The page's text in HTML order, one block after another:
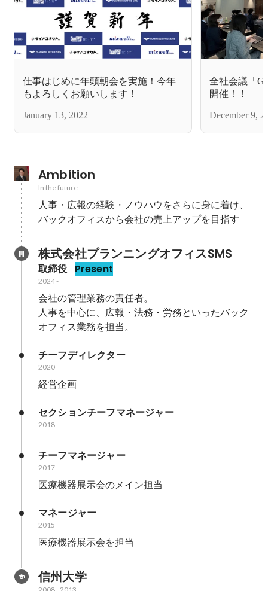
仕事はじめに年頭朝会を実施！今年
もよろしくお願いします！
January 13, 2022
全社会議「
開催！！
December 9,
Ambition
In the future
人事・広報の経験・ノウハウをさらに身に着け、
バックオフィスから会社の売上アップを目指す
株式会社プランニングオフィスSMS
取締役 Present
2024-
会社の管理業務の責任者。
人事を中心に、広報・法務・労務といったバック
オフィス業務を担当。
チーフディレクター
2020
経営企画
セクションチーフマネージャー
2018
チーフマネージャー
2017
医療機器展示会のメイン担当
マネージャー
2015
医療機器展示会を担当
信州大学